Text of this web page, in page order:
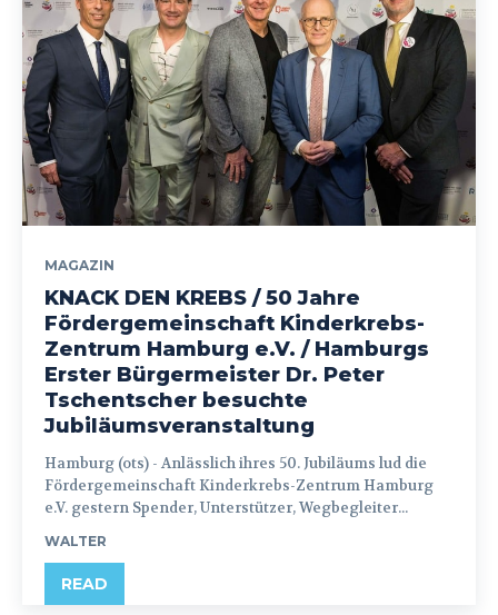
MAGAZIN
KNACK DEN KREBS / 50 Jahre
Fördergemeinschaft Kinderkrebs-
Zentrum Hamburg e.V. / Hamburgs
Erster Bürgermeister Dr. Peter
Tschentscher besuchte
Jubiläumsveranstaltung
Hamburg (ots) - Anlässlich ihres 50. Jubiläums lud die
Fördergemeinschaft Kinderkrebs-Zentrum Hamburg
e.V. gestern Spender, Unterstützer, Wegbegleiter...
WALTER
READ